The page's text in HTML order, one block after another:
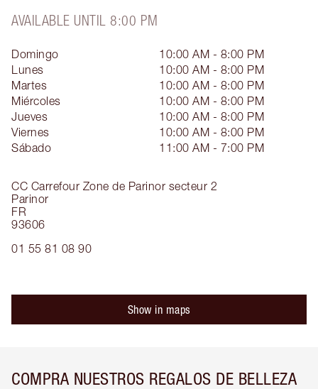
AVAILABLE UNTIL 8:00 PM
CC Carrefour Zone de Parinor secteur 2
Parinor
FR
93606
01 55 81 08 90
Domingo
10:00 AM - 8:00 PM
Lunes
10:00 AM - 8:00 PM
Martes
10:00 AM - 8:00 PM
Miércoles
10:00 AM - 8:00 PM
Jueves
10:00 AM - 8:00 PM
Viernes
10:00 AM - 8:00 PM
Sábado
11:00 AM - 7:00 PM
Show in maps
COMPRA NUESTROS REGALOS DE BELLEZA